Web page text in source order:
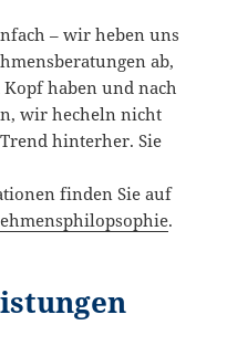
– wir heben uns
ab,
haben und nach
wir hecheln nicht
hinterher. Sie
finden Sie auf
.